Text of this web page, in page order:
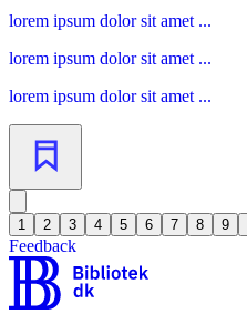
lorem ipsum dolor sit amet ...
lorem ipsum dolor sit amet ...
lorem ipsum dolor sit amet ...
1 2 3 4 5 6 7 8 9
Feedback